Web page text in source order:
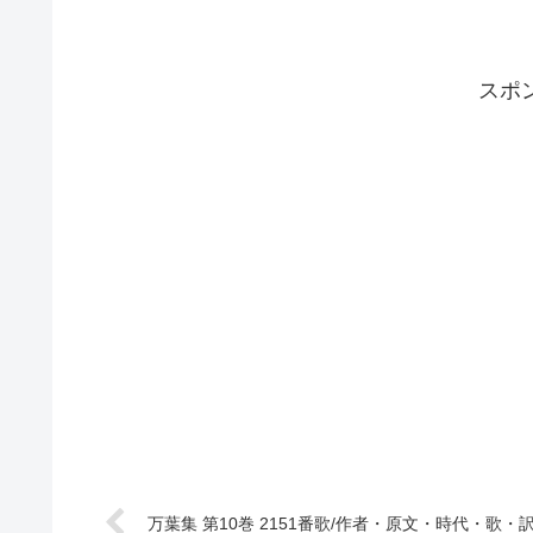
スポ
万葉集 第10巻 2151番歌/作者・原文・時代・歌・訳